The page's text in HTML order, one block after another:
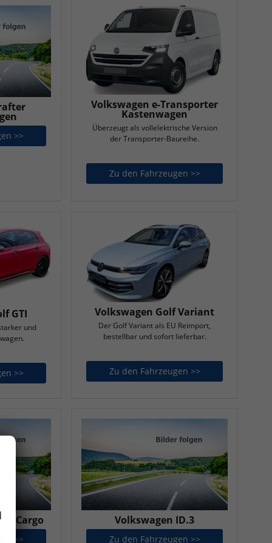
>> Volkswagen Crafter Pritschenwagen
Volkswagen e-Transporter
Kastenwagen
Überzeugt als vollelektrische Version
der Transporter-Baureihe.
Zu den Fahrzeugen >>
GTI
und
>>
Volkswagen Golf Variant
Der Golf Variant als EU Reimport,
bestellbar und sofort lieferbar.
Zu den Fahrzeugen >>
Cargo
>> Volkswagen ID. BUZZ Cargo
Volkswagen ID.3
Zu den Fahrzeugen >>